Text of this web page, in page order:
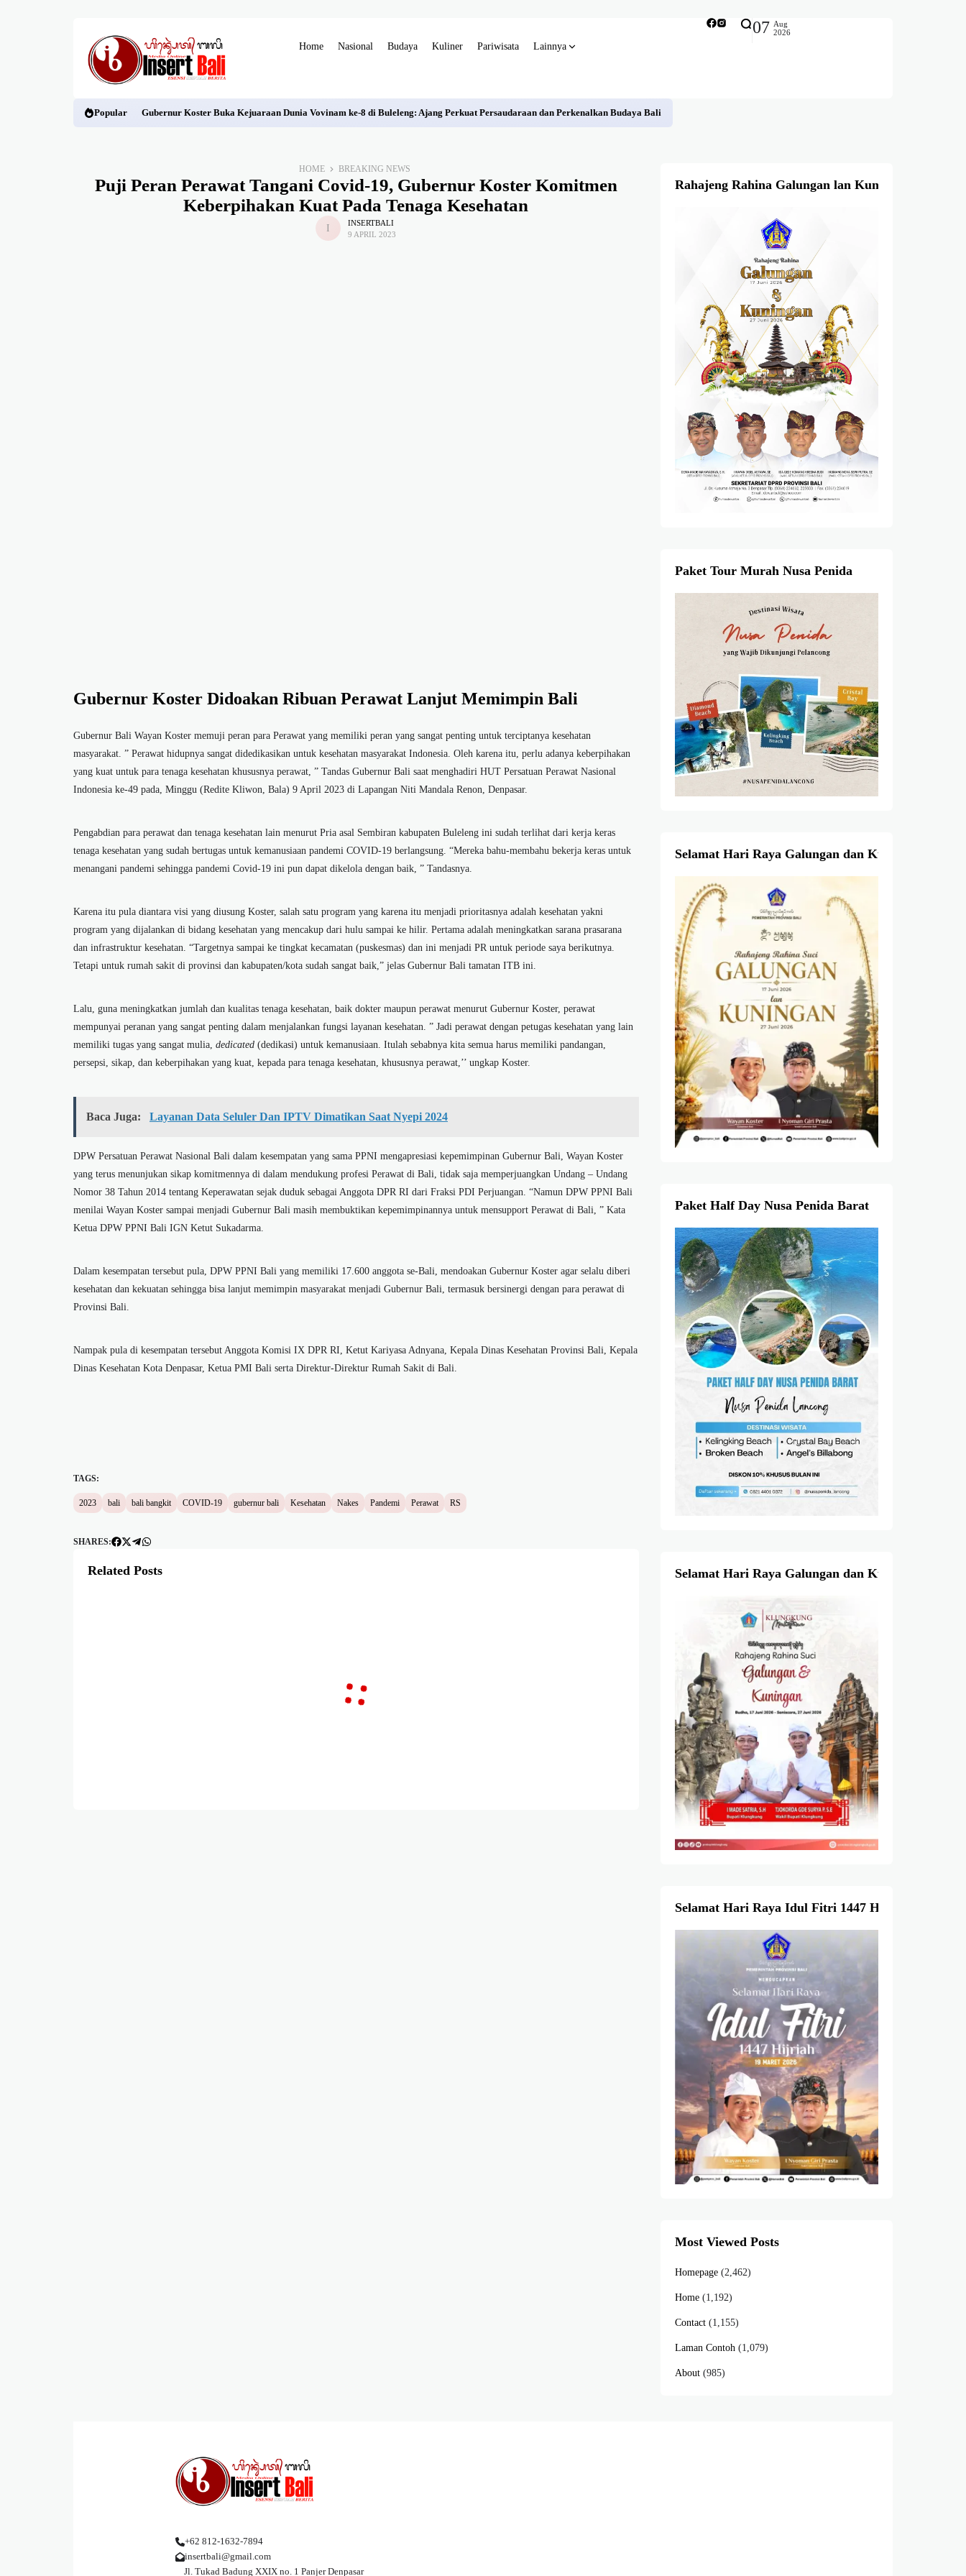
Home Nasional Budaya Kuliner Pariwisata Lainnya
07 Aug
2026
Popular Gubernur Koster Buka Kejuaraan Dunia Vovinam ke-8 di Buleleng: Ajang Perkuat Persaudaraan dan Perkenalkan Budaya Bali
HOME BREAKING NEWS
Puji Peran Perawat Tangani Covid-19, Gubernur Koster Komitmen
Keberpihakan Kuat Pada Tenaga Kesehatan
INSERTBALI
9 APRIL 2023
Gubernur Koster Didoakan Ribuan Perawat Lanjut Memimpin Bali
Gubernur Bali Wayan Koster memuji peran para Perawat yang memiliki peran yang sangat penting untuk terciptanya kesehatan
masyarakat. ” Perawat hidupnya sangat didedikasikan untuk kesehatan masyarakat Indonesia. Oleh karena itu, perlu adanya keberpihakan
yang kuat untuk para tenaga kesehatan khususnya perawat, ” Tandas Gubernur Bali saat menghadiri HUT Persatuan Perawat Nasional
Indonesia ke-49 pada, Minggu (Redite Kliwon, Bala) 9 April 2023 di Lapangan Niti Mandala Renon, Denpasar.
Pengabdian para perawat dan tenaga kesehatan lain menurut Pria asal Sembiran kabupaten Buleleng ini sudah terlihat dari kerja keras
tenaga kesehatan yang sudah bertugas untuk kemanusiaan pandemi COVID-19 berlangsung. “Mereka bahu-membahu bekerja keras untuk
menangani pandemi sehingga pandemi Covid-19 ini pun dapat dikelola dengan baik, ” Tandasnya.
Karena itu pula diantara visi yang diusung Koster, salah satu program yang karena itu menjadi prioritasnya adalah kesehatan yakni
program yang dijalankan di bidang kesehatan yang mencakup dari hulu sampai ke hilir. Pertama adalah meningkatkan sarana prasarana
dan infrastruktur kesehatan. “Targetnya sampai ke tingkat kecamatan (puskesmas) dan ini menjadi PR untuk periode saya berikutnya.
Tetapi untuk rumah sakit di provinsi dan kabupaten/kota sudah sangat baik,” jelas Gubernur Bali tamatan ITB ini.
Lalu, guna meningkatkan jumlah dan kualitas tenaga kesehatan, baik dokter maupun perawat menurut Gubernur Koster, perawat
mempunyai peranan yang sangat penting dalam menjalankan fungsi layanan kesehatan. ” Jadi perawat dengan petugas kesehatan yang lain
memiliki tugas yang sangat mulia, dedicated (dedikasi) untuk kemanusiaan. Itulah sebabnya kita semua harus memiliki pandangan,
persepsi, sikap, dan keberpihakan yang kuat, kepada para tenaga kesehatan, khususnya perawat,’’ ungkap Koster.
Baca Juga: Layanan Data Seluler Dan IPTV Dimatikan Saat Nyepi 2024
DPW Persatuan Perawat Nasional Bali dalam kesempatan yang sama PPNI mengapresiasi kepemimpinan Gubernur Bali, Wayan Koster
yang terus menunjukan sikap komitmennya di dalam mendukung profesi Perawat di Bali, tidak saja memperjuangkan Undang – Undang
Nomor 38 Tahun 2014 tentang Keperawatan sejak duduk sebagai Anggota DPR RI dari Fraksi PDI Perjuangan. “Namun DPW PPNI Bali
menilai Wayan Koster sampai menjadi Gubernur Bali masih membuktikan kepemimpinannya untuk mensupport Perawat di Bali, ” Kata
Ketua DPW PPNI Bali IGN Ketut Sukadarma.
Dalam kesempatan tersebut pula, DPW PPNI Bali yang memiliki 17.600 anggota se-Bali, mendoakan Gubernur Koster agar selalu diberi
kesehatan dan kekuatan sehingga bisa lanjut memimpin masyarakat menjadi Gubernur Bali, termasuk bersinergi dengan para perawat di
Provinsi Bali.
Nampak pula di kesempatan tersebut Anggota Komisi IX DPR RI, Ketut Kariyasa Adnyana, Kepala Dinas Kesehatan Provinsi Bali, Kepala
Dinas Kesehatan Kota Denpasar, Ketua PMI Bali serta Direktur-Direktur Rumah Sakit di Bali.
TAGS:
2023 bali bali bangkit COVID-19 gubernur bali Kesehatan Nakes Pandemi Perawat RS
SHARES:
Related Posts
Rahajeng Rahina Galungan lan Kuningan
Paket Tour Murah Nusa Penida
Selamat Hari Raya Galungan dan Kuningan
Paket Half Day Nusa Penida Barat
Selamat Hari Raya Galungan dan Kuningan
Selamat Hari Raya Idul Fitri 1447 Hijriah
Most Viewed Posts
Homepage (2,462)
Home (1,192)
Contact (1,155)
Laman Contoh (1,079)
About (985)
+62 812-1632-7894
insertbali@gmail.com
Jl. Tukad Badung XXIX no. 1 Panjer Denpasar